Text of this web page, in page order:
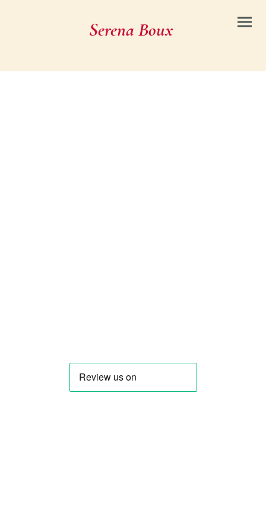
Serena Boux